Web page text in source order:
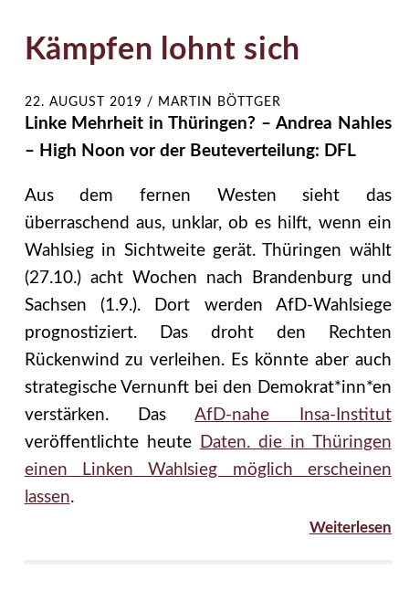
Kämpfen lohnt sich
22. AUGUST 2019 / MARTIN BÖTTGER
Linke Mehrheit in Thüringen? – Andrea Nahles
– High Noon vor der Beuteverteilung: DFL
Aus dem fernen Westen sieht das
überraschend aus, unklar, ob es hilft, wenn ein
Wahlsieg in Sichtweite gerät. Thüringen wählt
(27.10.) acht Wochen nach Brandenburg und
Sachsen (1.9.). Dort werden AfD-Wahlsiege
prognostiziert. Das droht den Rechten
Rückenwind zu verleihen. Es könnte aber auch
strategische Vernunft bei den Demokrat*inn*en
verstärken. DasAfD-nahe Insa-Institut
veröffentlichte heute
Daten. die in Thüringen
einen Linken Wahlsieg möglich erscheinen
lassen.
Weiterlesen